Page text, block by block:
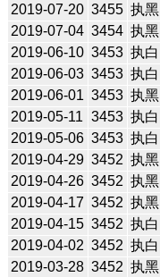
2019-07-20 3455 执黑
2019-07-04 3454 执黑
2019-06-10 3453 执白
2019-06-03 3453 执白
2019-06-01 3453 执黑
2019-05-11 3453 执白
2019-05-06 3453 执白
2019-04-29 3452 执黑
2019-04-26 3452 执黑
2019-04-17 3452 执黑
2019-04-15 3452 执白
2019-04-02 3452 执白
2019-03-28 3452 执黑